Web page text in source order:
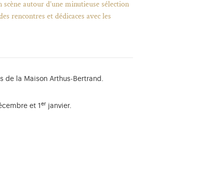
autour d’une minutieuse sélection
rencontres et dédicaces avec les
de la Maison Arthus-Bertrand.
et 1 er janvier.